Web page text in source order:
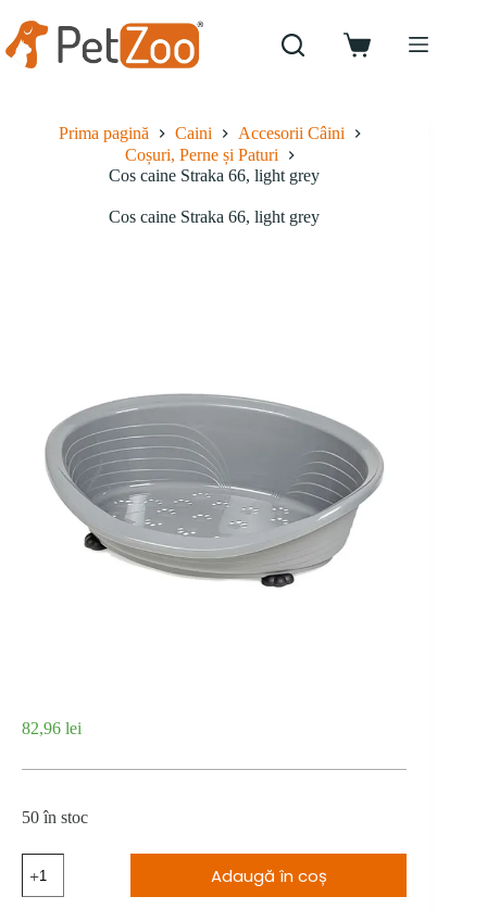
conținut
Coș
Prima pagină Caini
Accesorii Câini
Coșuri, Perne și Paturi
Cos caine Straka 66, light grey
Cos caine Straka 66, light grey
82,96 lei
50 în stoc
Cos
caine
Adaugă în coș